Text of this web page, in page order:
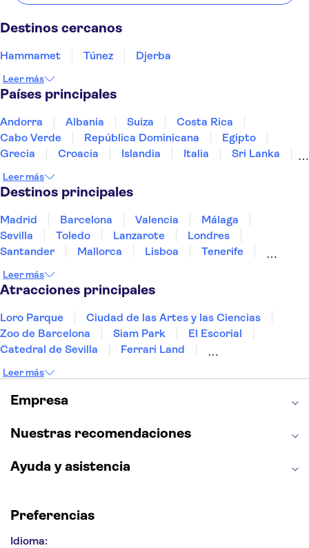
Destinos cercanos
Hammamet Túnez Djerba
Leer más
Países principales
Andorra Albania Suiza
Costa Rica
Cabo Verde
República Dominicana
Egipto
Grecia
Croacia Islandia Italia
Sri Lanka
Portugal
Tailandia
Leer más
Destinos principales
Madrid Barcelona Valencia
Málaga
Sevilla
Toledo Lanzarote
Londres
Santander
Mallorca Lisboa
Tenerife
Bilbao
Menorca Granada
Leer más
Atracciones principales
Loro Parque
Ciudad de las Artes y las Ciencias
Zoo de Barcelona
Siam Park
El Escorial
Catedral de Sevilla
Ferrari Land
Montserrat
Museo del Louvre
La Sagrada Familia
Alhambra
La Giralda
Medina Azahara
Leer más
Empresa
Nuestras recomendaciones
Ayuda y asistencia
Preferencias
Idioma: